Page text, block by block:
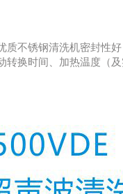
不锈钢清洗机密封性
换时间、加热温度（